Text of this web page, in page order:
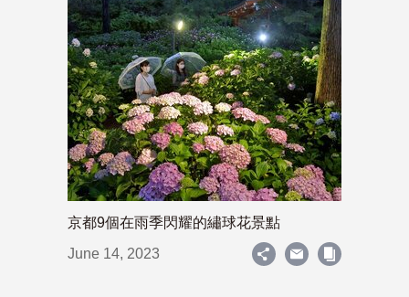
京都9個在雨季閃耀的繡球花景點
June 14, 2023